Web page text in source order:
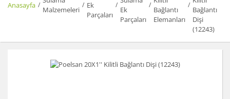
Anasayfa
Malzemeleri
Ek
Parçaları
Ek
Parçaları
Bağlantı
Elemanları
Bağlantı
Dişi
(12243)